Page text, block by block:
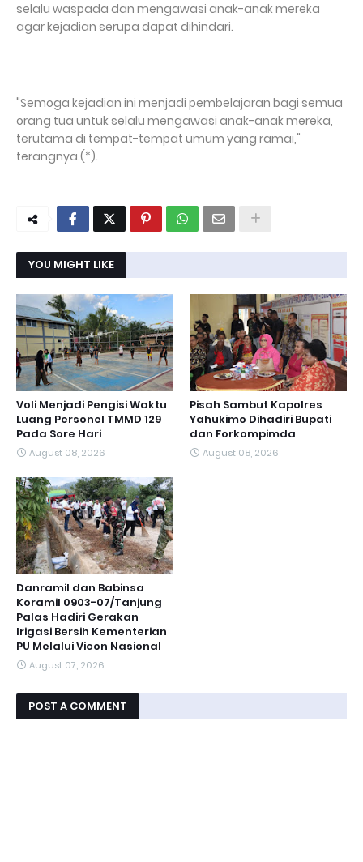
selalu waspada dan mengawasi anak-anak mereka
agar kejadian serupa dapat dihindari.
"Semoga kejadian ini menjadi pembelajaran bagi semua
orang tua untuk selalu mengawasi anak-anak mereka,
terutama di tempat-tempat umum yang ramai,"
terangnya.(*).
YOU MIGHT LIKE
Voli Menjadi Pengisi Waktu
Luang Personel TMMD 129
Pada Sore Hari
August 08, 2026
Pisah Sambut Kapolres
Yahukimo Dihadiri Bupati
dan Forkompimda
August 08, 2026
Danramil dan Babinsa
Koramil 0903-07/Tanjung
Palas Hadiri Gerakan
Irigasi Bersih Kementerian
PU Melalui Vicon Nasional
August 07, 2026
POST A COMMENT